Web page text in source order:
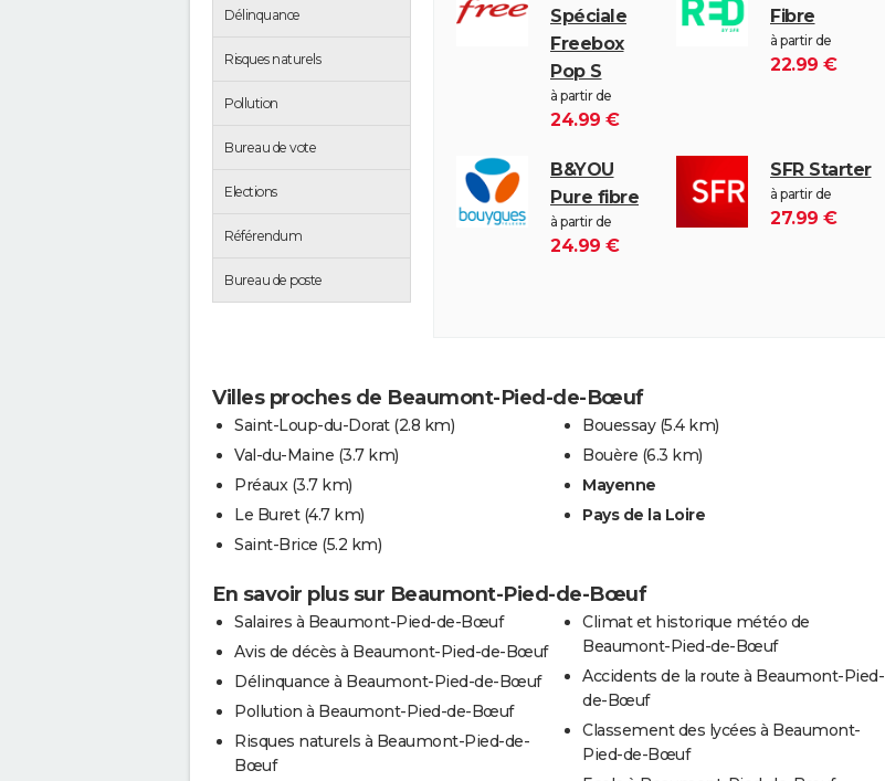
Délinquance
Risques naturels
Pollution
Bureau de vote
Elections
Référendum
Bureau de poste
Spéciale
Freebox
Pop S
à partir de
24.99 €
Fibre
à partir de
22.99 €
B&YOU
Pure fibre
à partir de
24.99 €
SFR Starter
à partir de
27.99 €
Villes proches de Beaumont-Pied-de-Bœuf
Saint-Loup-du-Dorat (2.8 km)
Val-du-Maine (3.7 km)
Préaux (3.7 km)
Le Buret (4.7 km)
Saint-Brice (5.2 km)
Bouessay (5.4 km)
Bouère (6.3 km)
Mayenne
Pays de la Loire
En savoir plus sur Beaumont-Pied-de-Bœuf
Salaires à Beaumont-Pied-de-Bœuf
Avis de décès à Beaumont-Pied-de-Bœuf
Délinquance à Beaumont-Pied-de-Bœuf
Pollution à Beaumont-Pied-de-Bœuf
Risques naturels à Beaumont-Pied-de-
Bœuf
Climat et historique météo de
Beaumont-Pied-de-Bœuf
Accidents de la route à Beaumont-Pied-
de-Bœuf
Classement des lycées à Beaumont-
Pied-de-Bœuf